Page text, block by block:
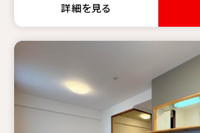
詳細を見る